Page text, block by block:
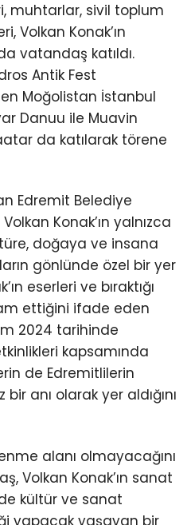
muhtarlar, sivil toplum
Volkan Konak’ın
vatandaş katıldı.
Antik Fest
Moğolistan İstanbul
Danuu ile Muavin
da katılarak törene
Edremit Belediye
Konak’ın yalnızca
doğaya ve insana
gönlünde özel bir yer
eserleri ve bıraktığı
ettiğini ifade eden
2024 tarihinde
kapsamında
de Edremitlilerin
anı olarak yer aldığını
alanı olmayacağını
Volkan Konak’ın sanat
kültür ve sanat
yapacak yaşayan bir